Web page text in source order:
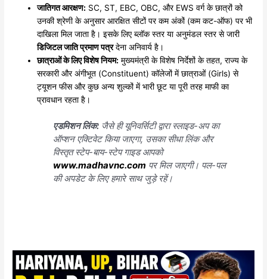
जातिगत आरक्षण: SC, ST, EBC, OBC, और EWS वर्ग के छात्रों को
उनकी श्रेणी के अनुसार आरक्षित सीटों पर कम अंकों (कम कट-ऑफ) पर भी
दाखिला मिल जाता है। इसके लिए ब्लॉक स्तर या अनुमंडल स्तर से जारी
डिजिटल जाति प्रमाण पत्रदेना अनिवार्य है।
छात्राओं के लिए विशेष नियम: मुख्यमंत्री के विशेष निर्देशों के तहत, राज्य के
सरकारी और अंगीभूत (Constituent) कॉलेजों में छात्राओं (Girls) से
ट्यूशन फीस और कुछ अन्य शुल्कों में भारी छूट या पूरी तरह माफी का
प्रावधान रहता है।
एडमिशन लिंक: जैसे ही यूनिवर्सिटी द्वारा स्लाइड-अप का
ऑप्शन एक्टिवेट किया जाएगा, उसका सीधा लिंक और
विस्तृत स्टेप-बाय-स्टेप गाइड आपको
www.madhavnc.com पर मिल जाएगी। पल-पल
की अपडेट के लिए हमारे साथ जुड़े रहें।